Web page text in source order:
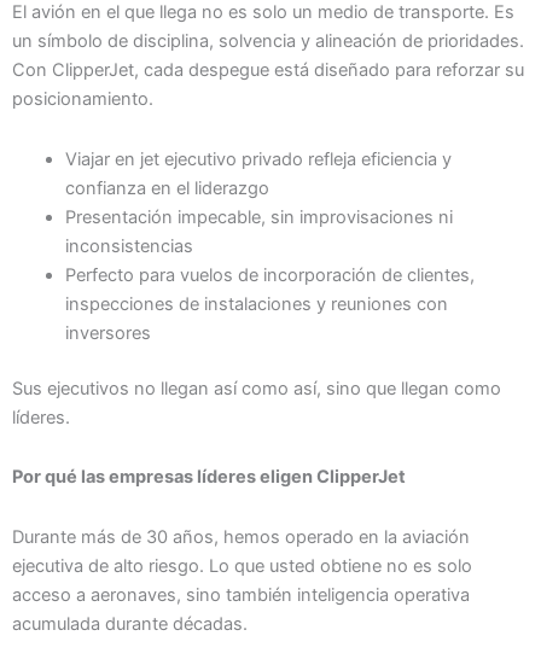
El avión en el que llega no es solo un medio de transporte. Es
un símbolo de disciplina, solvencia y alineación de prioridades.
Con ClipperJet, cada despegue está diseñado para reforzar su
posicionamiento.
Viajar en jet ejecutivo privado refleja eficiencia y
confianza en el liderazgo
Presentación impecable, sin improvisaciones ni
inconsistencias
Perfecto para vuelos de incorporación de clientes,
inspecciones de instalaciones y reuniones con
inversores
Sus ejecutivos no llegan así como así, sino que llegan como
líderes.
Por qué las empresas líderes eligen ClipperJet
Durante más de 30 años, hemos operado en la aviación
ejecutiva de alto riesgo. Lo que usted obtiene no es solo
acceso a aeronaves, sino también inteligencia operativa
acumulada durante décadas.